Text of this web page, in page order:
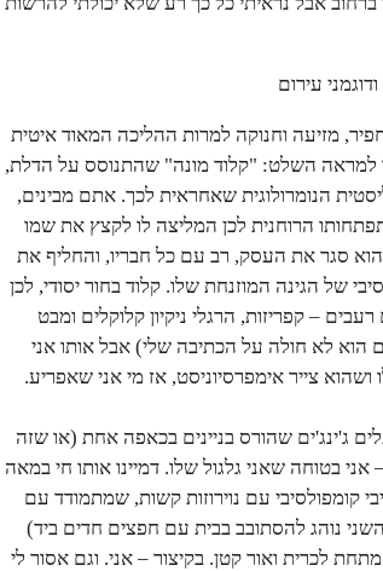
עירום
מזיעה וחנוקה למרות ההליכה המאוד איטית
למראה השלט: "קלוד מונה" שהתנוסס על הדלת,
הנומרולוגית שאחראית לכך. אתם מבינים,
הרוחנית לכן המליצה לו לקצץ את שמו
סגר את העסק, רב עם כל חבריו, והחליף את
של הגינה המוזנחת שלו. קלוד בחור יסודי, לכן
– קפריזות, הרגלי ניקיון קלוקלים ומבט
הוא לא חולה על הכתיבה שלי) אבל אותו אני
צייר אימפרסיוניסט, אז מי אני שאפריע.
ג'ינג'ים שהורס בניינים בכאפה אחת (או שזה
בטוחה שאני גלגול שלו. דמיינו אותו חי במאה
קומפולסיבי עם נוירוזות קשות, שמתמודד עם
נוהג להסתובב בבית עם חפצים חדים ביד)
לכרית ואור קטן. בקיצור – אני. וגם אסור לי